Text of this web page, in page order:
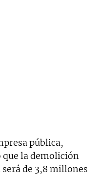
pública,
que la demolición
de 3,8 millones